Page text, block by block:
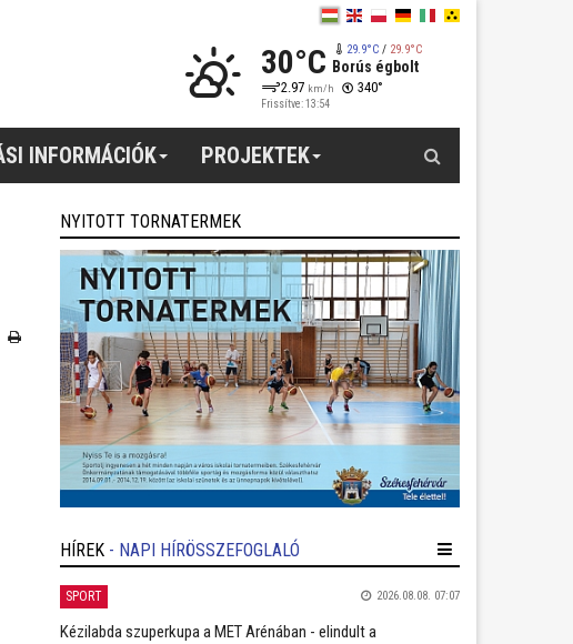
30°C 29.9°C/ 29.9°C
Borús égbolt
2.97 km/h 340°
Frissítve: 13:54
INFORMÁCIÓK PROJEKTEK
NYITOTT TORNATERMEK
HÍREK - NAPI HÍRÖSSZEFOGLALÓ
SPORT 2026.08.08. 07:07
Kézilabda szuperkupa a MET Arénában - elindult a